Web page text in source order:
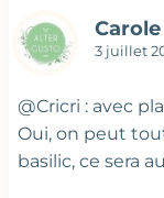
Carole
3 juillet
@Cricri : avec
Oui, on peut
basilic, ce sera